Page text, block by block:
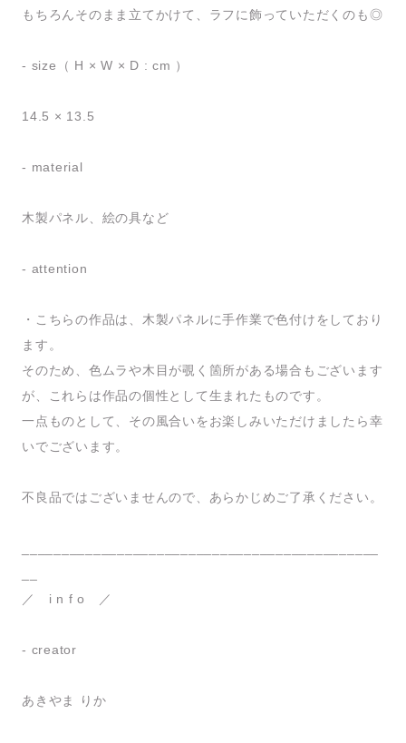
もちろんそのまま立てかけて、ラフに飾っていただくのも◎
- size（ H × W × D : cm ）
14.5 × 13.5
- material
木製パネル、絵の具など
- attention
・こちらの作品は、木製パネルに手作業で色付けをしており
ます。
そのため、色ムラや木目が覗く箇所がある場合もございます
が、これらは作品の個性として生まれたものです。
一点ものとして、その風合いをお楽しみいただけましたら幸
いでございます。
不良品ではございませんので、あらかじめご了承ください。
／ i n f o ／
- creator
あきやま りか